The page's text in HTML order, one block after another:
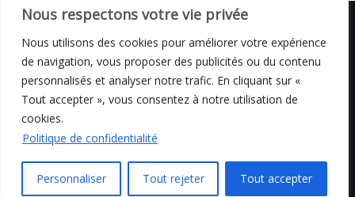
Nous respectons votre vie privée
Nous utilisons des cookies pour améliorer votre expérience
de navigation, vous proposer des publicités ou du contenu
personnalisés et analyser notre trafic. En cliquant sur «
Tout accepter », vous consentez à notre utilisation de
cookies.
Politique de confidentialité
Personnaliser Tout rejeter Tout accepter
© C i E M2026
Mentions légales